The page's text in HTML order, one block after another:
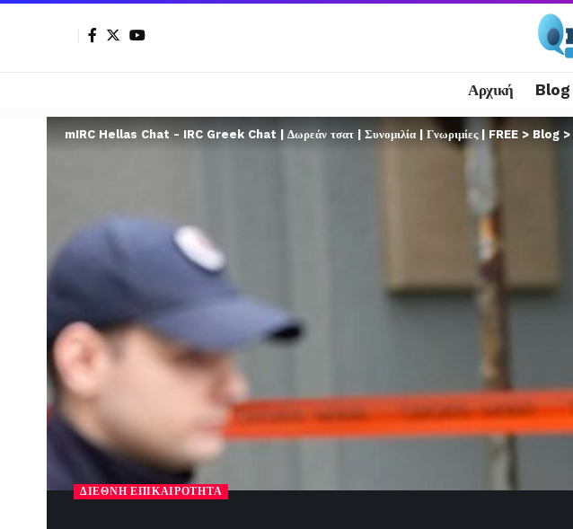
Αρχική Blog
mIRC Hellas Chat - IRC Greek Chat | Δωρεάν τσατ | Συνομιλία | Γνωριμίες | FREE > Blog >
ΔΙΕΘΝΉ ΕΠΙΚΑΙΡΌΤΗΤΑ